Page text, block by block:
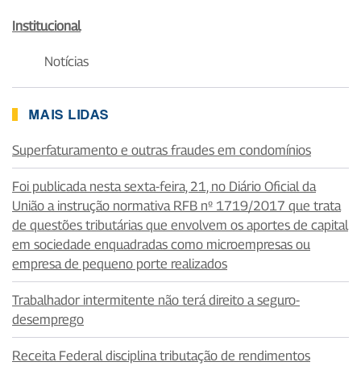
Institucional
Notícias
MAIS LIDAS
Superfaturamento e outras fraudes em condomínios
Foi publicada nesta sexta-feira, 21, no Diário Oficial da
União a instrução normativa RFB nº 1719/2017 que trata
de questões tributárias que envolvem os aportes de capital
em sociedade enquadradas como microempresas ou
empresa de pequeno porte realizados
Trabalhador intermitente não terá direito a seguro-
desemprego
Receita Federal disciplina tributação de rendimentos